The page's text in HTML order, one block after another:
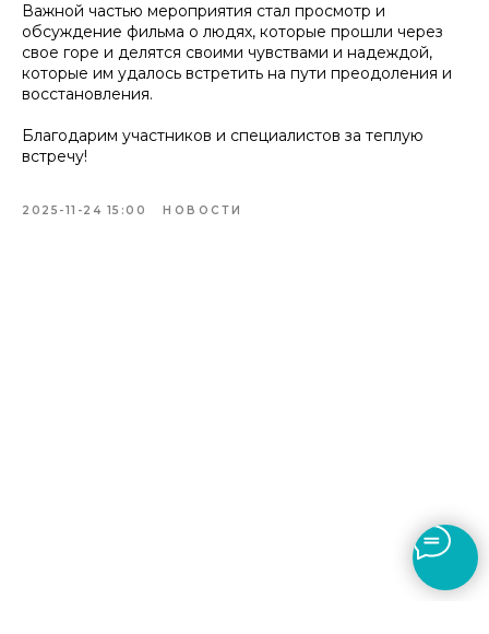
Важной частью мероприятия стал просмотр и
обсуждение фильма о людях, которые прошли через
свое горе и делятся своими чувствами и надеждой,
которые им удалось встретить на пути преодоления и
восстановления.
Благодарим участников и специалистов за теплую
встречу!
2025-11-24 15:00 НОВОСТИ